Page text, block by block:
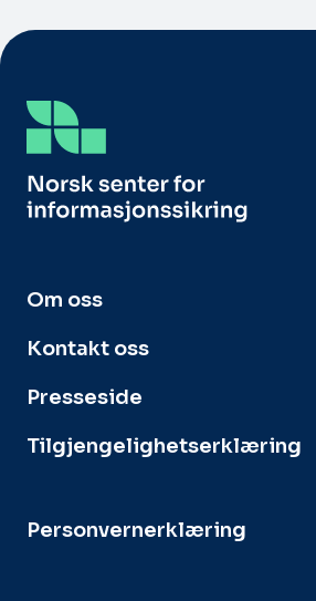
Om oss
Kontakt oss
Presseside
Tilgjengelighetserklæring
Personvernerklæring